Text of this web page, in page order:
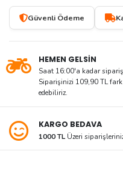
Güvenli Ödeme
HEMEN GELSİN
Saat 16:00'a kadar
Siparişinizi 109,90 TL
edebiliriz.
KARGO BEDAVA
1000 TLÜzeri